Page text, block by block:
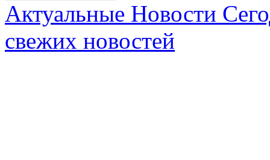
Актуальные Новости
свежих новостей